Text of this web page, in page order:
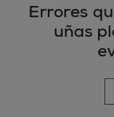
Errores
uñas